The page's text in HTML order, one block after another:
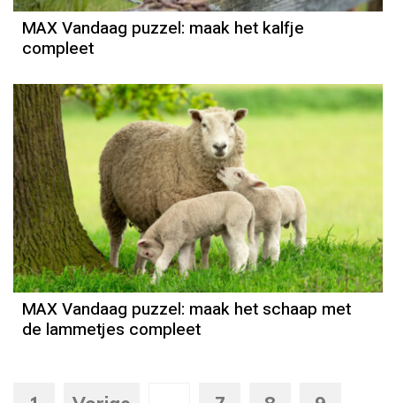
MAX Vandaag puzzel: maak het kalfje
compleet
MAX Vandaag puzzel: maak het schaap met
de lammetjes compleet